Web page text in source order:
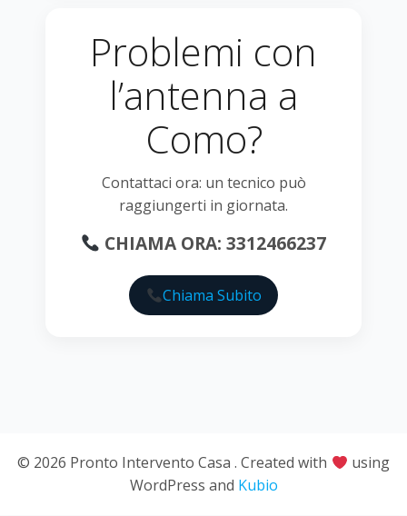
Problemi con
l’antenna a
Como?
Contattaci ora: un tecnico può
raggiungerti in giornata.
CHIAMA ORA: 3312466237
Chiama Subito
© 2026 Pronto Intervento Casa . Created with
using
WordPress and Kubio